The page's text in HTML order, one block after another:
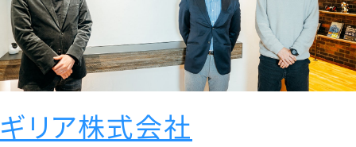
ギリア株式会社